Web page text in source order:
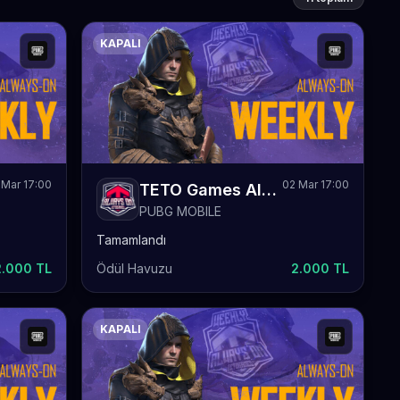
17:00
TL
KAPALI
TETO Games Always-ON PUBG Mobile Weekly 66
PUBG MOBILE
02 Mar 17:00
Tamamlandı
Ödül Havuzu
2.000 TL
KAPALI